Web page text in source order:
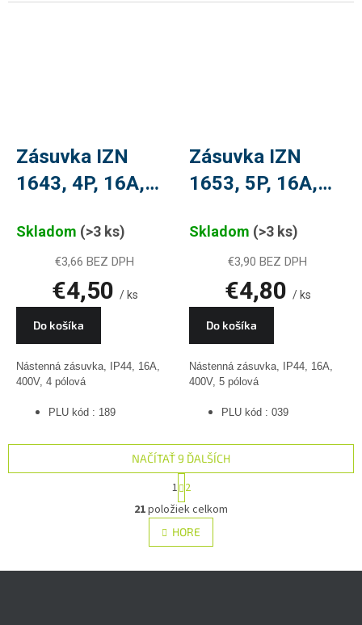
Zásuvka IZN
1643, 4P, 16A,
Skladom (>3 ks)
€3,66 BEZ DPH
€4,50 / ks
Do košíka
Nástenná zásuvka, IP44, 16A,
400V, 4 pólová
PLU kód : 189
Zásuvka IZN
1653, 5P, 16A,
Skladom (>3 ks)
€3,90 BEZ DPH
€4,80 / ks
Do košíka
Nástenná zásuvka, IP44, 16A,
400V, 5 pólová
PLU kód : 039
O
v
l
á
NAČÍTAŤ 9 ĎALŠÍCH
S
t
r
á
n
k
v
1 2
21položiek celkom
HORE